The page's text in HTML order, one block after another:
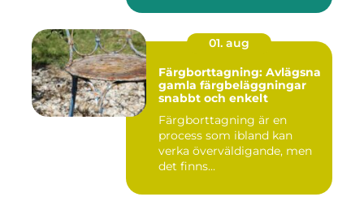
01. aug
Färgborttagning: Avlägsna
gamla färgbeläggningar
snabbt och enkelt
Färgborttagning är en
process som ibland kan
verka överväldigande, men
det finns...